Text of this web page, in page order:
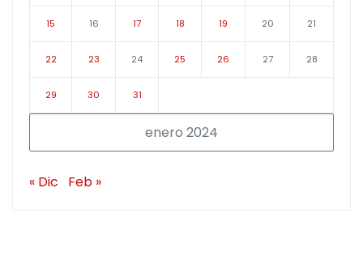
enero 2024
15 16 17 18 19 20 21
22 23 24 25 26 27 28
29 30 31
« Dic Feb »